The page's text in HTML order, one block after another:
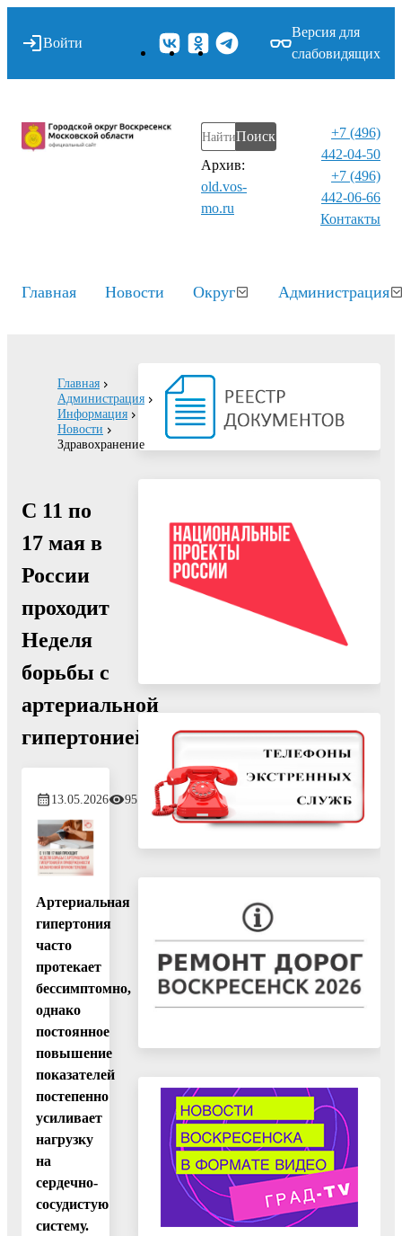
Войти
Версия для
слабовидящих
Поиск
Архив:
old.vos-
mo.ru
+7 (496)
442-04-50
+7 (496)
442-06-66
Контакты⁠
Главная Новости Округ Администрация
Главная
Администрация
Информация
Новости
Здравохранение
С 11 по
17 мая в
России
проходит
Неделя
борьбы с
артериальной
гипертонией
13.05.2026 95
Артериальная
гипертония
часто
протекает
бессимптомно,
однако
постоянное
повышение
показателей
постепенно
усиливает
нагрузку
на
сердечно-
сосудистую
систему.